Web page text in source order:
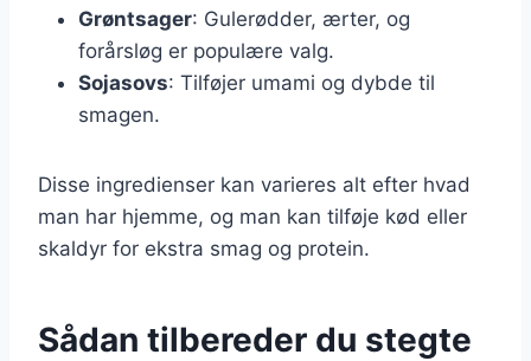
Grøntsager: Gulerødder, ærter, og
forårsløg er populære valg.
Sojasovs: Tilføjer umami og dybde til
smagen.
Disse ingredienser kan varieres alt efter hvad
man har hjemme, og man kan tilføje kød eller
skaldyr for ekstra smag og protein.
Sådan tilbereder du stegte